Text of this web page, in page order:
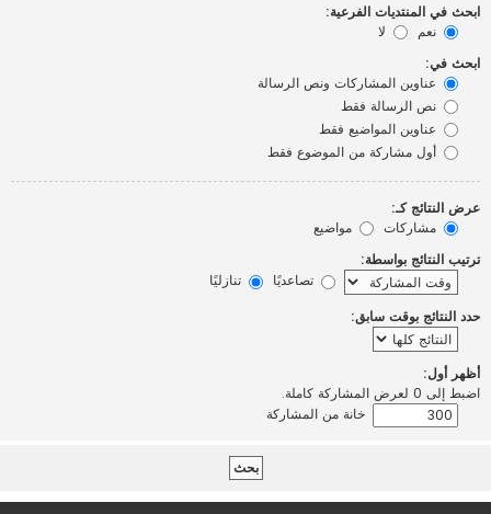
ابحث في المنتديات الفرعية:
نعم
لا
ابحث في:
عناوين المشاركات ونص الرسالة
نص الرسالة فقط
عناوين المواضيع فقط
أول مشاركة من الموضوع فقط
عرض النتائج كـ:
مشاركات
مواضيع
ترتيب النتائج بواسطة:
تصاعديًا
تنازليًا
حدد النتائج بوقت سابق:
أظهر أول:
اضبط إلى 0 لعرض المشاركة كاملة.
خانة من المشاركة